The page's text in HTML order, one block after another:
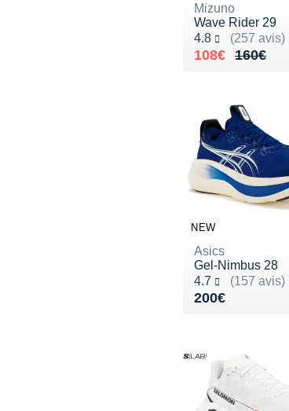
Mizuno
Wave Rider 29
4.8
(257 avis)
Noté 4.8 sur 5
160€
Au lieu de 160€
108€
Vendu 108€
NEW
Asics
Gel-Nimbus 28
4.7
(157 avis)
Noté 4.7 sur 5
200€
Vendu 200€